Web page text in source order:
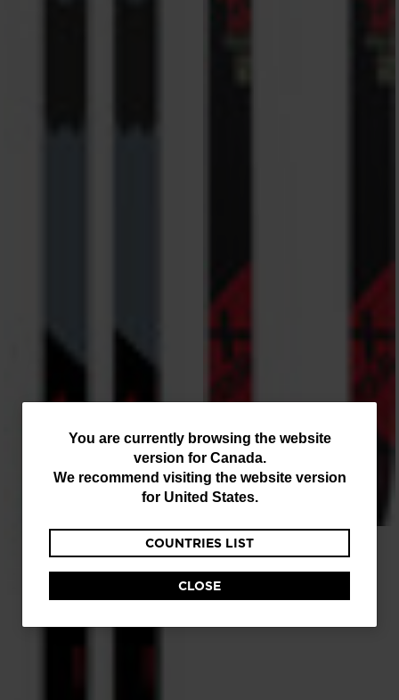
You
are
website
version
for
You are currently browsing the website
version for Canada.
We recommend visiting the website version
for United States.
COUNTRIES LIST
CLOSE
SKIS DE FOND UNISEXE TOURING
XT VENTURE WXLS
199,95 C$